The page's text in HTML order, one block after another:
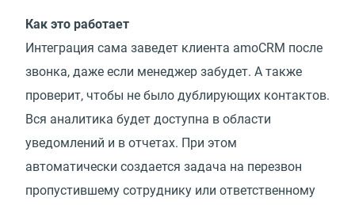
Как это работает
Интеграция сама заведет клиента amoCRM после
звонка, даже если менеджер забудет. А также
проверит, чтобы не было дублирующих контактов.
Вся аналитика будет доступна в области
уведомлений и в отчетах. При этом
автоматически создается задача на перезвон
пропустившему сотруднику или ответственному